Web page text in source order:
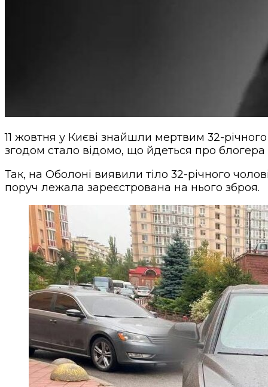
11 жовтня у Києві знайшли мертвим 32-
згодом стало відомо, що йдеться про
Так, на Оболоні виявили тіло 32-річного
поруч лежала зареєстрована на нього зброя.